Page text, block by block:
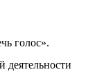
голос».
деятельности